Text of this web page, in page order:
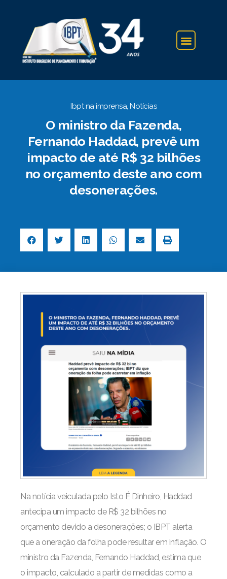
Ibpt na imprensa, Notícias
O ministro da Fazenda,
Fernando Haddad, prevê um
impacto de até R$ 32 bilhões
no orçamento deste ano com
desonerações.
Na notícia veiculada pelo Isto É Dinheiro, Haddad
antecipa um impacto de R$ 32 bilhões no
orçamento devido a desonerações; o IBPT alerta
que a oneração da folha pode resultar em inflação. O
ministro da Fazenda, Fernando Haddad, estima que
o impacto, calculado a partir de medidas como a